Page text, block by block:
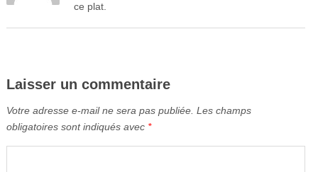
ce plat.
Laisser un commentaire
Votre adresse e-mail ne sera pas publiée. Les champs
obligatoires sont indiqués avec *